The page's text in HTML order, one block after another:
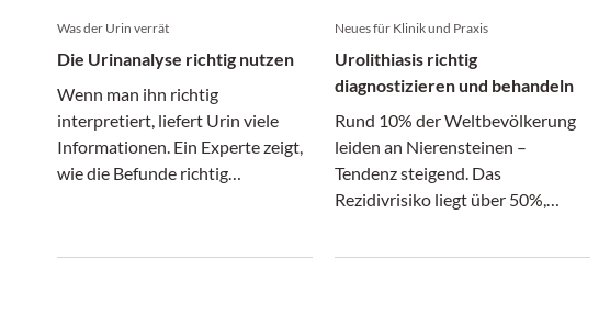
Was der Urin verrät
Die Urinanalyse richtig nutzen
Wenn man ihn richtig
interpretiert, liefert Urin viele
Informationen. Ein Experte zeigt,
wie die Befunde richtig
Neues für Klinik und Praxis
Urolithiasis richtig
diagnostizieren und behandeln
Rund 10% der Weltbevölkerung
leiden an Nierensteinen –
Tendenz steigend. Das
Rezidivrisiko liegt über 50%,
Risikofaktor. Ein Update zu